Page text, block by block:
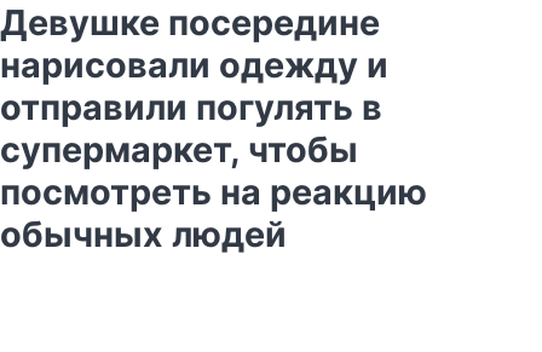
Девушке посередине
нарисовали одежду и
отправили погулять в
супермаркет, чтобы
посмотреть на реакцию
обычных людей